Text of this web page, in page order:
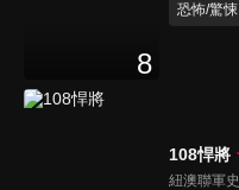
8
恐怖/驚悚
108悍將
紐澳聯軍